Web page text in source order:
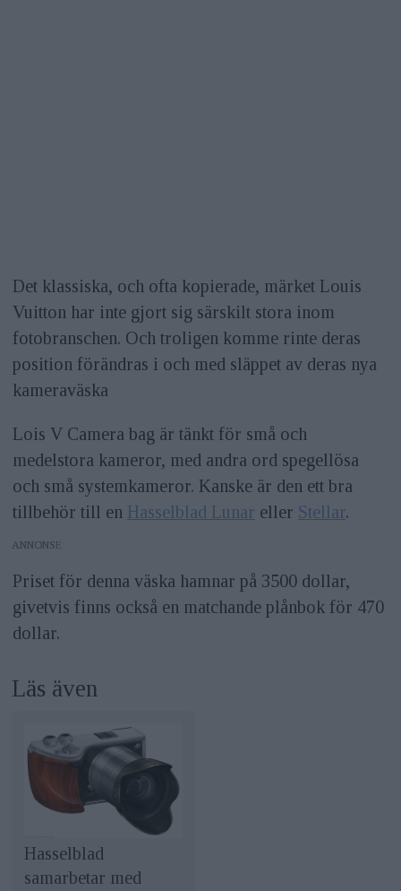
Det klassiska, och ofta kopierade, märket Louis
Vuitton har inte gjort sig särskilt stora inom
fotobranschen. Och troligen komme rinte deras
position förändras i och med släppet av deras nya
kameraväska
Lois V Camera bag är tänkt för små och
medelstora kameror, med andra ord spegellösa
och små systemkameror. Kanske är den ett bra
tillbehör till en Hasselblad Lunar eller Stellar.
ANNONS
Priset för denna väska hamnar på 3500 dollar,
givetvis finns också en matchande plånbok för 470
dollar.
Läs även
Hasselblad
samarbetar med